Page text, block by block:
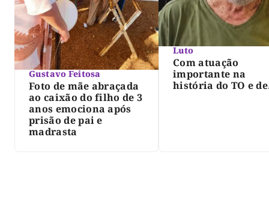
Gustavo Feitosa
Foto de mãe abraçada
ao caixão do filho de 3
anos emociona após
prisão de pai e
madrasta
Luto
Com atuação
importante na
história do TO e de